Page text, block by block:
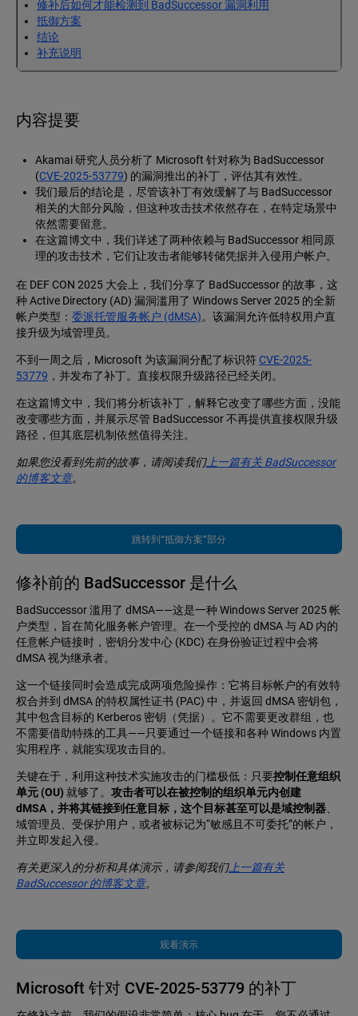
修补后如何才能检测到 BadSuccessor 漏洞利用
抵御方案
结论
补充说明
内容提要
Akamai 研究人员分析了 Microsoft 针对称为 BadSuccessor
(CVE-2025-53779) 的漏洞推出的补丁，评估其有效性。
我们最后的结论是，尽管该补丁有效缓解了与 BadSuccessor
相关的大部分风险，但这种攻击技术依然存在，在特定场景中
依然需要留意。
在这篇博文中，我们详述了两种依赖与 BadSuccessor 相同原
理的攻击技术，它们让攻击者能够转储凭据并入侵用户帐户。
在 DEF CON 2025 大会上，我们分享了 BadSuccessor 的故事，这
种 Active Directory (AD) 漏洞滥用了 Windows Server 2025 的全新
帐户类型： 委派托管服务帐户 (dMSA)。该漏洞允许低特权用户直
接升级为域管理员。
不到一周之后，Microsoft 为该漏洞分配了标识符 CVE-2025-
53779 ，并发布了补丁。直接权限升级路径已经关闭。
在这篇博文中，我们将分析该补丁，解释它改变了哪些方面，没能
改变哪些方面，并展示尽管 BadSuccessor 不再提供直接权限升级
路径，但其底层机制依然值得关注。
如果您没看到先前的故事，请阅读我们上一篇有关 BadSuccessor
的博客文章。
跳转到“抵御方案”部分
修补前的 BadSuccessor 是什么
BadSuccessor 滥用了 dMSA——这是一种 Windows Server 2025 帐
户类型，旨在简化服务帐户管理。在一个受控的 dMSA 与 AD 内的
任意帐户链接时，密钥分发中心 (KDC) 在身份验证过程中会将
dMSA 视为继承者。
这一个链接同时会造成完成两项危险操作：它将目标帐户的有效特
权合并到 dMSA 的特权属性证书 (PAC) 中，并返回 dMSA 密钥包，
其中包含目标的 Kerberos 密钥（凭据）。它不需要更改群组，也
不需要借助特殊的工具——只要通过一个链接和各种 Windows 内置
实用程序，就能实现攻击目的。
关键在于，利用这种技术实施攻击的门槛极低：只要控制任意组织
单元 (OU) 就够了。 攻击者可以在被控制的组织单元内创建
dMSA，并将其链接到任意目标，这个目标甚至可以是域控制器、
域管理员、受保护用户，或者被标记为“敏感且不可委托”的帐户，
并立即发起入侵。
有关更深入的分析和具体演示，请参阅我们上一篇有关
BadSuccessor 的博客文章。
观看演示
Microsoft 针对 CVE-2025-53779 的补丁